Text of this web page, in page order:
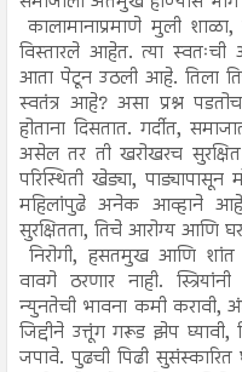
कालामानाप्रमाणे मुली
विस्तारले आहेत. त्या
आता पेटून उठली आहे. तिला
स्वतंत्र आहे? असा प्रश्न
होताना दिसतात. गर्दीत,
असेल तर ती खरोखरच
परिस्थिती खेड्या,
महिलांपुढे अनेक आव्हाने
सुरक्षितता, तिचे आरोग्य आणि
निरोगी, हसतमुख आणि
वावगे ठरणार नाही.
न्युनतेची भावना कमी करावी,
जिद्दीने उत्तूंग गरूड झेप
जपावे. पुढची पिढी